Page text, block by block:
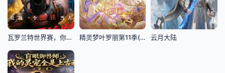
瓦罗兰特世界赛，你让我一个黑铁当大哥 精灵梦叶罗丽第11季(下) 云月大陆